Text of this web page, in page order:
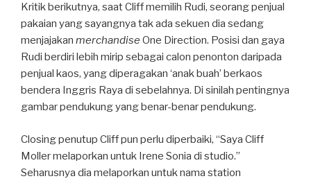
Kritik berikutnya, saat Cliff memilih Rudi, seorang penjual
pakaian yang sayangnya tak ada sekuen dia sedang
menjajakan merchandise One Direction. Posisi dan gaya
Rudi berdiri lebih mirip sebagai calon penonton daripada
penjual kaos, yang diperagakan ‘anak buah’ berkaos
bendera Inggris Raya di sebelahnya. Di sinilah pentingnya
gambar pendukung yang benar-benar pendukung.
Closing penutup Cliff pun perlu diperbaiki, “Saya Cliff
Moller melaporkan untuk Irene Sonia di studio.”
Seharusnya dia melaporkan untuk nama station